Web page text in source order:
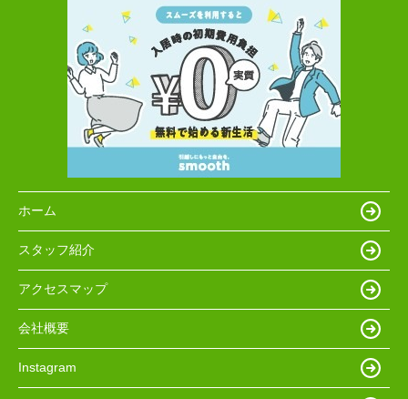
ホーム
スタッフ紹介
アクセスマップ
会社概要
Instagram